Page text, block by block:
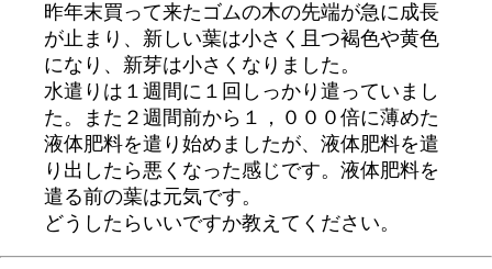
昨年末買って来たゴムの木の先端が急に成長
が止まり、新しい葉は小さく且つ褐色や黄色
になり、新芽は小さくなりました。
水遣りは１週間に１回しっかり遣っていまし
た。また２週間前から１，０００倍に薄めた
液体肥料を遣り始めましたが、液体肥料を遣
り出したら悪くなった感じです。液体肥料を
遣る前の葉は元気です。
どうしたらいいですか教えてください。